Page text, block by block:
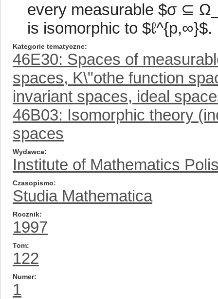
every measurable $σ ⊆
is isomorphic to $ℓ^{p,∞}$.
Kategorie tematyczne
46E30: Spaces of
spaces, K\"othe function
invariant spaces, ideal
46B03: Isomorphic theory
spaces
Wydawca
Institute of Mathematics
Czasopismo
Studia Mathematica
Rocznik
1997
Tom
122
Numer
1